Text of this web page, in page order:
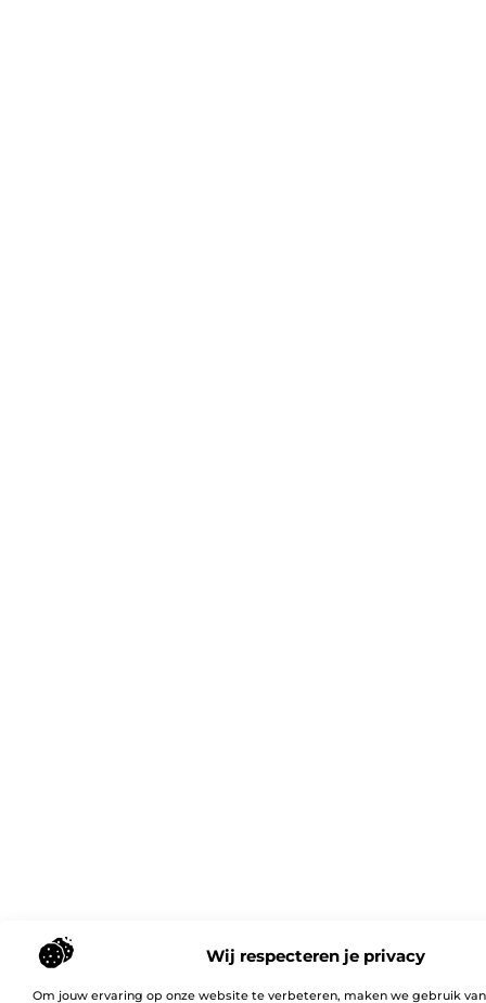
Wij respecteren je privacy
Om jouw ervaring op onze website te verbeteren, maken we gebruik